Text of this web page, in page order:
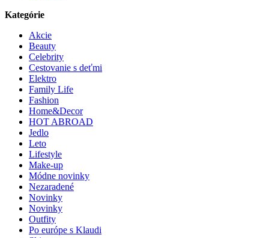
Kategórie
Akcie
Beauty
Celebrity
Cestovanie s deťmi
Elektro
Family Life
Fashion
Home&Decor
HOT ABROAD
Jedlo
Leto
Lifestyle
Make-up
Módne novinky
Nezaradené
Novinky
Novinky
Outfity
Po európe s Klaudi